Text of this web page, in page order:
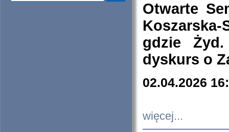
Otwarte
Koszarska-
gdzie
dyskurs o
02.04.2026
więcej...